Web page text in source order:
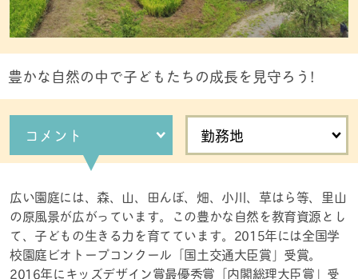
豊かな自然の中で子どもたちの成長を見守ろう!
コメント 勤務地
広い園庭には、森、山、田んぼ、畑、小川、草はら等、里山
の原風景が広がっています。この豊かな自然を教育資源とし
て、子どもの生きる力を育てています。2015年には全国学
校園庭ビオトープコンクール「国土交通大臣賞」受賞。
2016年にキッズデザイン賞最優秀賞「内閣総理大臣賞」受